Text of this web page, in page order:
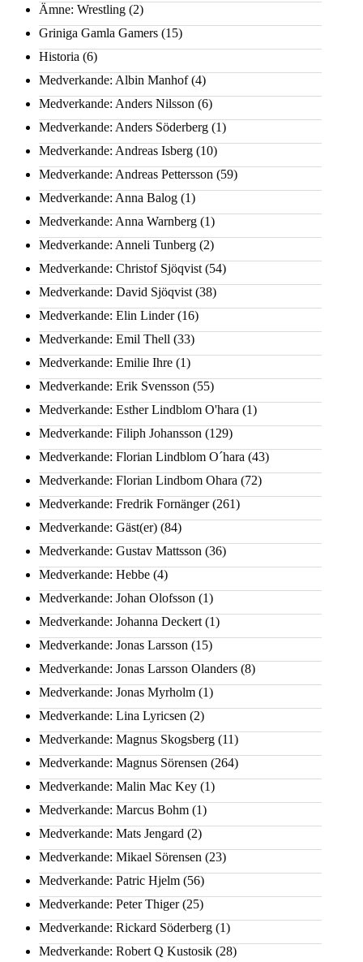
Ämne: Wrestling (2)
Griniga Gamla Gamers (15)
Historia (6)
Medverkande: Albin Manhof(4)
Medverkande: Anders Nilsson (6)
Medverkande: Anders Söderberg (1)
Medverkande: Andreas Isberg (10)
Medverkande: Andreas Pettersson (59)
Medverkande: Anna Balog (1)
Medverkande: Anna Warnberg (1)
Medverkande: Anneli Tunberg (2)
Medverkande: Christof Sjöqvist (54)
Medverkande: David Sjöqvist (38)
Medverkande: Elin Linder(16)
Medverkande: Emil Thell (33)
Medverkande: Emilie Ihre (1)
Medverkande: Erik Svensson (55)
Medverkande: Esther Lindblom O'hara (1)
Medverkande: Filiph Johansson (129)
Medverkande: Florian Lindblom O´hara (43)
Medverkande: Florian Lindbom Ohara (72)
Medverkande: Fredrik Fornänger(261)
Medverkande: Gäst(er) (84)
Medverkande: Gustav Mattsson (36)
Medverkande: Hebbe (4)
Medverkande: Johan Olofsson (1)
Medverkande: Johanna Deckert (1)
Medverkande: Jonas Larsson (15)
Medverkande: Jonas Larsson Olanders (8)
Medverkande: Jonas Myrholm (1)
Medverkande: Lina Lyricsen (2)
Medverkande: Magnus Skogsberg (11)
Medverkande: Magnus Sörensen (264)
Medverkande: Malin Mac Key (1)
Medverkande: Marcus Bohm (1)
Medverkande: Mats Jengard (2)
Medverkande: Mikael Sörensen (23)
Medverkande: Patric Hjelm (56)
Medverkande: Peter Thiger(25)
Medverkande: Rickard Söderberg (1)
Medverkande: Robert Q Kustosik (28)